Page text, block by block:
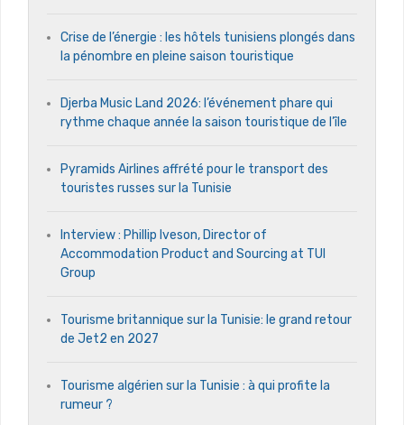
Crise de l’énergie : les hôtels tunisiens plongés dans
la pénombre en pleine saison touristique
Djerba Music Land 2026: l’événement phare qui
rythme chaque année la saison touristique de l’île
Pyramids Airlines affrété pour le transport des
touristes russes sur la Tunisie
Interview : Phillip Iveson, Director of
Accommodation Product and Sourcing at TUI
Group
Tourisme britannique sur la Tunisie: le grand retour
de Jet2 en 2027
Tourisme algérien sur la Tunisie : à qui profite la
rumeur ?